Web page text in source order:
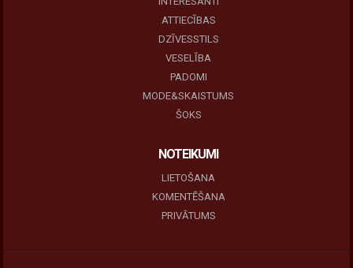
ATTIECĪBAS
DZĪVESSTILS
VESELĪBA
PADOMI
MODE&SKAISTUMS
ŠOKS
NOTEIKUMI
LIETOŠANA
KOMENTĒŠANA
PRIVĀTUMS